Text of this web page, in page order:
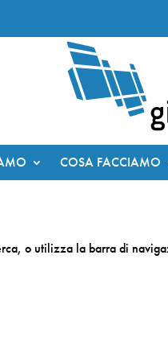
COSA FACCIAMO
o utilizza la barra di